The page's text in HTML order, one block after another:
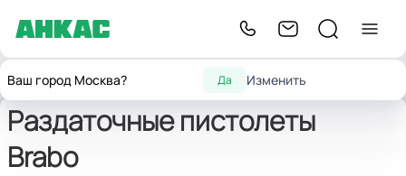
Ваш город Москва? Да Изменить
Главнаядля автосервиса
замены масел и смазок пистолеты
Раздаточные пистолеты
Brabo